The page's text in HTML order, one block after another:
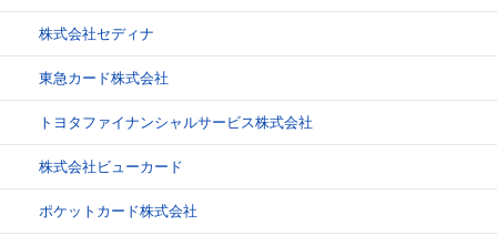
株式会社セディナ
東急カード株式会社
トヨタファイナンシャルサービス株式会社
株式会社ビューカード
ポケットカード株式会社